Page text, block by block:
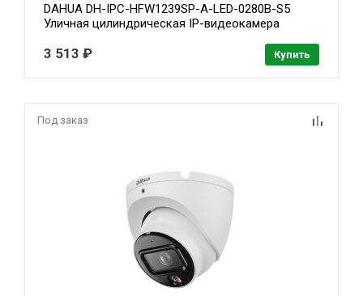
DAHUA DH-IPC-HFW1239SP-A-LED-0280B-S5
Уличная цилиндрическая IP-видеокамера
микрофон, LED 30м, IP67, металл
3 513 ₽ Купить
Под заказ